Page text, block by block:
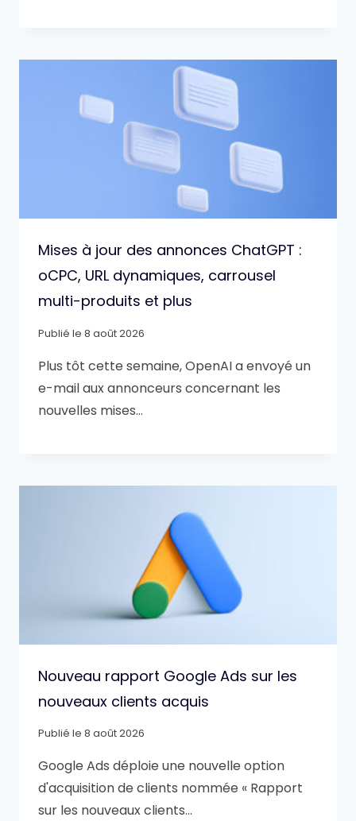
Mises à jour des annonces ChatGPT :
oCPC, URL dynamiques, carrousel
multi-produits et plus
Publié le 8 août 2026
Plus tôt cette semaine, OpenAI a envoyé un
e-mail aux annonceurs concernant les
nouvelles mises…
Nouveau rapport Google Ads sur les
nouveaux clients acquis
Publié le 8 août 2026
Google Ads déploie une nouvelle option
d'acquisition de clients nommée « Rapport
sur les nouveaux clients…